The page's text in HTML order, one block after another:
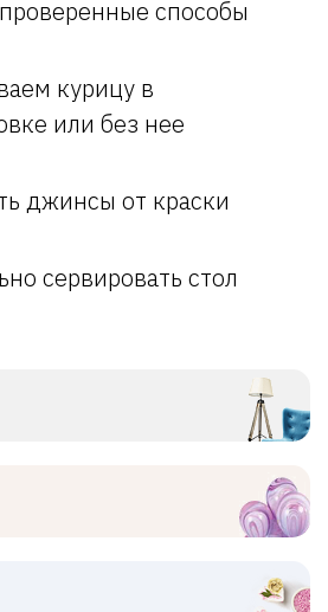
способы
курицу в
или без нее
джинсы от краски
сервировать стол